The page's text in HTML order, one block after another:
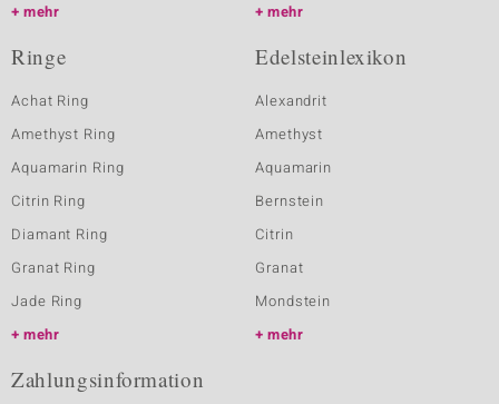
mehr
mehr
Ringe
Achat Ring
Amethyst Ring
Aquamarin Ring
Citrin Ring
Diamant Ring
Granat Ring
Jade Ring
mehr
Edelsteinlexikon
Alexandrit
Amethyst
Aquamarin
Bernstein
Citrin
Granat
Mondstein
mehr
Zahlungsinformation